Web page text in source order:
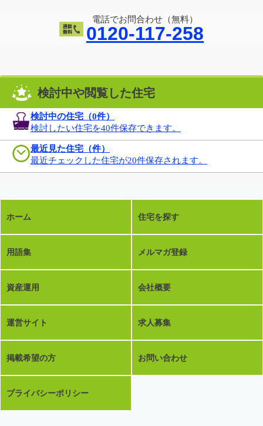
電話でお問合わせ（無料）
0120-117-258
検討中や閲覧した住宅
検討中の住宅（0件）
検討したい住宅を40件保存できます。
最近見た住宅（件）
最近チェックした住宅が20件保存されます。
ホーム 住宅を探す
用語集 メルマガ登録
資産運用 会社概要
運営サイト 求人募集
掲載希望の方 お問い合わせ
プライバシーポリシー